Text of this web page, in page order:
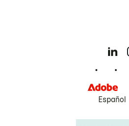
Español